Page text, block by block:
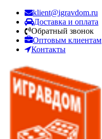
klient@igravdom.ru
Доставка и оплата
Обратный звонок
Оптовым клиентам
Контакты